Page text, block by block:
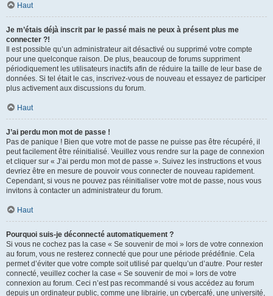
Haut
Je m’étais déjà inscrit par le passé mais ne peux à présent plus me
connecter ?!
Il est possible qu’un administrateur ait désactivé ou supprimé votre compte
pour une quelconque raison. De plus, beaucoup de forums suppriment
périodiquement les utilisateurs inactifs afin de réduire la taille de leur base de
données. Si tel était le cas, inscrivez-vous de nouveau et essayez de participer
plus activement aux discussions du forum.
Haut
J’ai perdu mon mot de passe !
Pas de panique ! Bien que votre mot de passe ne puisse pas être récupéré, il
peut facilement être réinitialisé. Veuillez vous rendre sur la page de connexion
et cliquer sur « J’ai perdu mon mot de passe ». Suivez les instructions et vous
devriez être en mesure de pouvoir vous connecter de nouveau rapidement.
Cependant, si vous ne pouvez pas réinitialiser votre mot de passe, nous vous
invitons à contacter un administrateur du forum.
Haut
Pourquoi suis-je déconnecté automatiquement ?
Si vous ne cochez pas la case « Se souvenir de moi » lors de votre connexion
au forum, vous ne resterez connecté que pour une période prédéfinie. Cela
permet d’éviter que votre compte soit utilisé par quelqu’un d’autre. Pour rester
connecté, veuillez cocher la case « Se souvenir de moi » lors de votre
connexion au forum. Ceci n’est pas recommandé si vous accédez au forum
depuis un ordinateur public, comme une librairie, un cybercafé, une université,